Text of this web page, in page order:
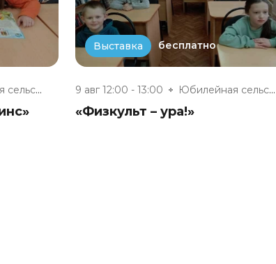
Юбилейная сельская модельная б...
Выставка бесплатно
9 авг 12:00 - 13:00 Юбилейная сельская модельная б...
«Физкульт – ура!»